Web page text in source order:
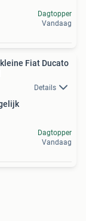
Dagtopper
Vandaag
Fiat Ducato
Details
Dagtopper
Vandaag